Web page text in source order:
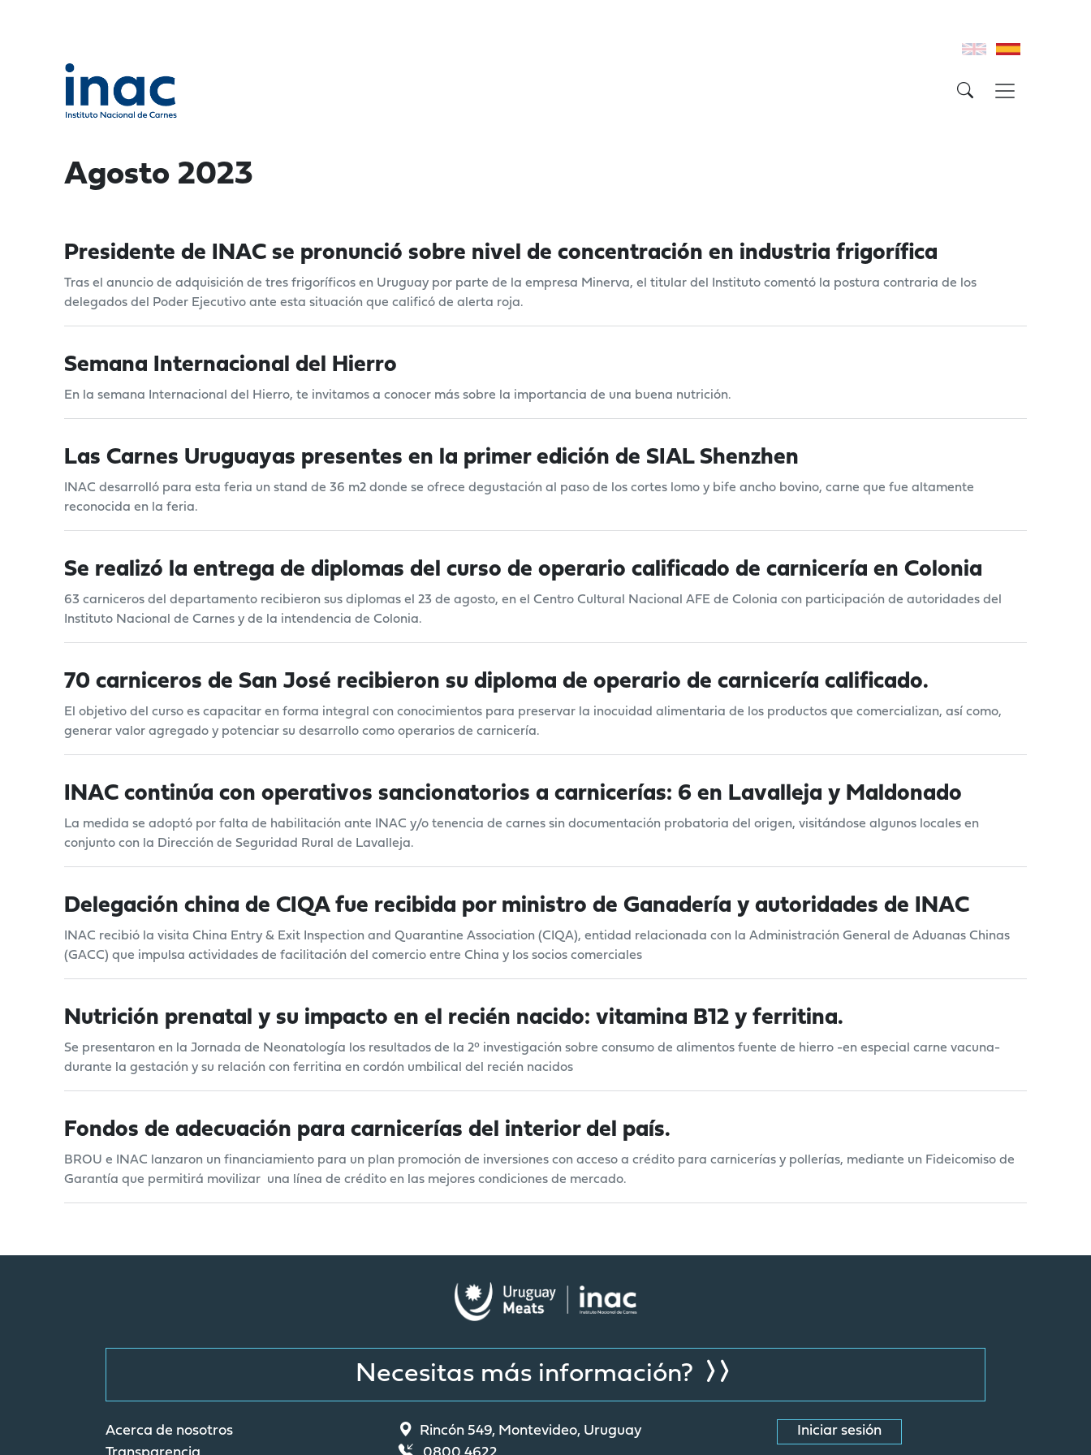
Agosto 2023
Presidente de INAC se pronunció sobre nivel de concentración en industria frigorífica
Tras el anuncio de adquisición de tres frigoríficos en Uruguay por parte de la empresa Minerva, el titular del Instituto comentó la postura contraria de los
delegados del Poder Ejecutivo ante esta situación que calificó de alerta roja.
Semana Internacional del Hierro
En la semana Internacional del Hierro, te invitamos a conocer más sobre la importancia de una buena nutrición.
Las Carnes Uruguayas presentes en la primer edición de SIAL Shenzhen
INAC desarrolló para esta feria un stand de 36 m2 donde se ofrece degustación al paso de los cortes lomo y bife ancho bovino, carne que fue altamente
reconocida en la feria.
Se realizó la entrega de diplomas del curso de operario calificado de carnicería en Colonia
63 carniceros del departamento recibieron sus diplomas el 23 de agosto, en el Centro Cultural Nacional AFE de Colonia con participación de autoridades del
Instituto Nacional de Carnes y de la intendencia de Colonia.
70 carniceros de San José recibieron su diploma de operario de carnicería calificado.
El objetivo del curso es capacitar en forma integral con conocimientos para preservar la inocuidad alimentaria de los productos que comercializan, así como,
generar valor agregado y potenciar su desarrollo como operarios de carnicería.
INAC continúa con operativos sancionatorios a carnicerías: 6 en Lavalleja y Maldonado
La medida se adoptó por falta de habilitación ante INAC y/o tenencia de carnes sin documentación probatoria del origen, visitándose algunos locales en
conjunto con la Dirección de Seguridad Rural de Lavalleja.
Delegación china de CIQA fue recibida por ministro de Ganadería y autoridades de INAC
INAC recibió la visita China Entry & Exit Inspection and Quarantine Association (CIQA), entidad relacionada con la Administración General de Aduanas Chinas
(GACC) que impulsa actividades de facilitación del comercio entre China y los socios comerciales
Nutrición prenatal y su impacto en el recién nacido: vitamina B12 y ferritina.
Se presentaron en la Jornada de Neonatología los resultados de la 2° investigación sobre consumo de alimentos fuente de hierro -en especial carne vacuna-
durante la gestación y su relación con ferritina en cordón umbilical del recién nacidos
Fondos de adecuación para carnicerías del interior del país.
BROU e INAC lanzaron un financiamiento para un plan promoción de inversiones con acceso a crédito para carnicerías y pollerías, mediante un Fideicomiso de
Garantía que permitirá movilizar una línea de crédito en las mejores condiciones de mercado.
Necesitas más información?
Acerca de nosotros
Rincón 549, Montevideo, Uruguay
Iniciar sesión